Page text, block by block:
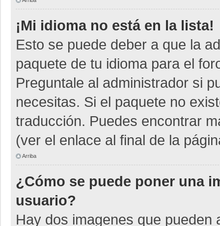
¡Mi idioma no está en la lista!
Esto se puede deber a que la
paquete de tu idioma para el
Preguntale al administrador si
necesitas. Si el paquete no
traducción. Puedes encontrar
(ver el enlace al final de la
Arriba
¿Cómo se puede poner una
usuario?
Hay dos imagenes que